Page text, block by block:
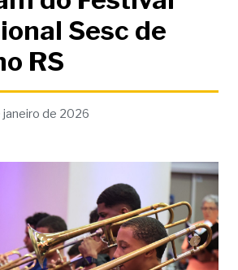
Sesc de
RS
janeiro de 2026